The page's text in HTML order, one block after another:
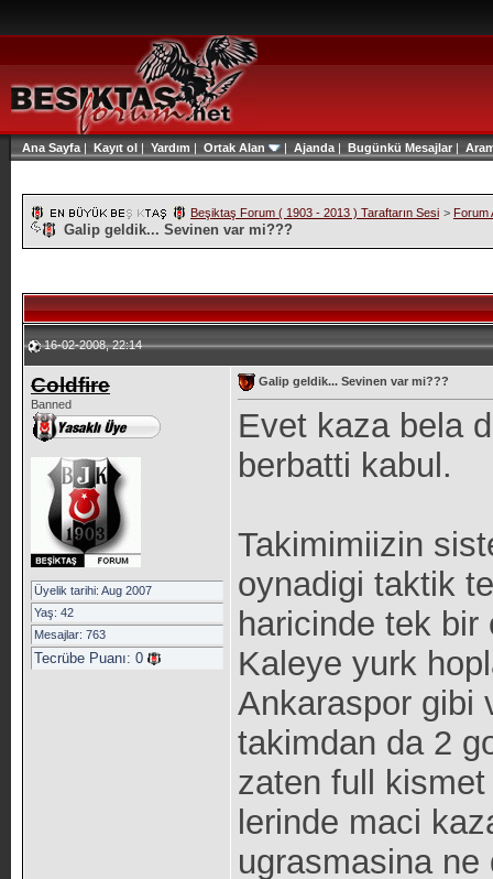
Ana Sayfa | Kayıt ol | Yardım | Ortak Alan | Ajanda | Bugünkü Mesajlar|
Beşiktaş Forum ( 1903 - 2013 ) Taraftarın Sesi > Forum
Galip geldik... Sevinen var mi???
16-02-2008, 22:14
Coldfire
Banned
Üyelik tarihi: Aug 2007
Yaş: 42
Mesajlar: 763
Tecrübe Puanı: 0
Galip geldik... Sevinen var mi???
Evet kaza bela
berbatti kabul.
Takimimiizin
oynadigi taktik
haricinde tek
Kaleye yurk
Ankaraspor gibi
takimdan da 2
zaten full
lerinde maci
ugrasmasina